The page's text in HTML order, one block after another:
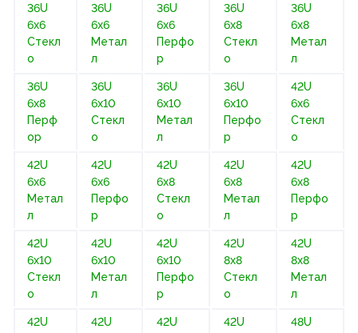
36U
6х6
Стекл
о
36U
6х6
Метал
л
36U
6х6
Перфо
р
36U
6х8
Стекл
о
36U
6х8
Метал
л
36U
6х8
Перф
ор
36U
6х10
Стекл
о
36U
6х10
Метал
л
36U
6х10
Перфо
р
42U
6х6
Стекл
о
42U
6х6
Метал
л
42U
6х6
Перфо
р
42U
6х8
Стекл
о
42U
6х8
Метал
л
42U
6х8
Перфо
р
42U
6х10
Стекл
о
42U
6х10
Метал
л
42U
6х10
Перфо
р
42U
8х8
Стекл
о
42U
8х8
Метал
л
42U
42U
42U
42U
48U